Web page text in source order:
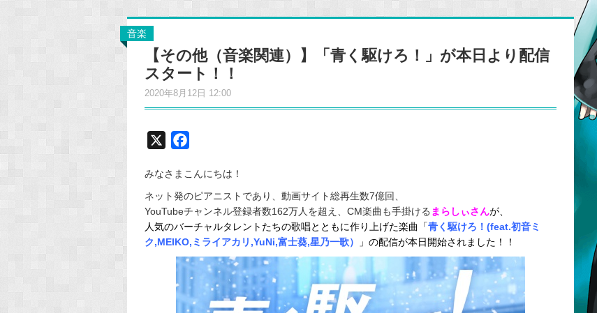
音楽
【その他（音楽関連）】「青く駆けろ！」が本日より配信
スタート！！
2020年8月12日 12:00
c
e
b
o
o
k
みなさまこんにちは！
ネット発のピアニストであり、動画サイト総再生数7億回、
YouTubeチャンネル登録者数162万人を超え、CM楽曲も手掛ける まらしぃさんが、
人気のバーチャルタレントたちの歌唱とともに作り上げた楽曲「青く駆けろ！(feat.初音ミ
ク,MEIKO,ミライアカリ,YuNi,富士葵,星乃一歌）
」の配信が本日開始されました！！